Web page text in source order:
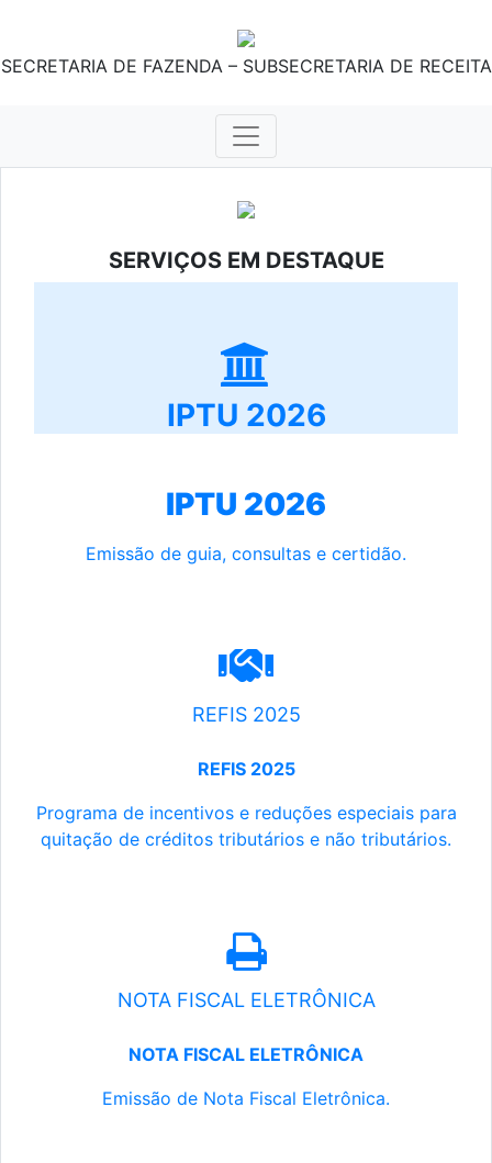
SECRETARIA DE FAZENDA – SUBSECRETARIA DE RECEITA
SERVIÇOS EM DESTAQUE
IPTU 2026
IPTU 2026
Emissão de guia, consultas e certidão.
REFIS 2025
REFIS 2025
Programa de incentivos e reduções especiais para
quitação de créditos tributários e não tributários.
NOTA FISCAL ELETRÔNICA
NOTA FISCAL ELETRÔNICA
Emissão de Nota Fiscal Eletrônica.